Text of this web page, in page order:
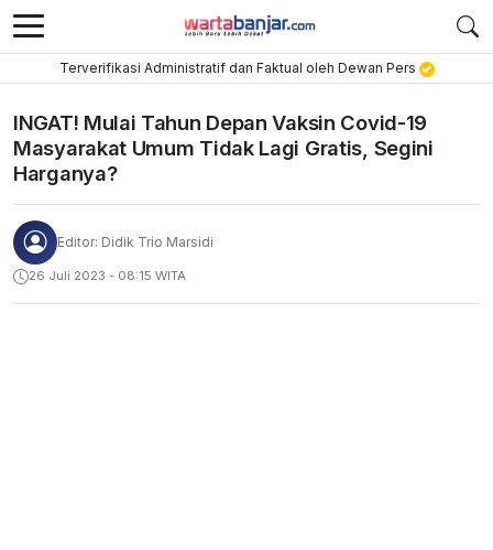
Terverifikasi Administratif dan Faktual oleh Dewan Pers
INGAT! Mulai Tahun Depan Vaksin Covid-19
Masyarakat Umum Tidak Lagi Gratis, Segini
Harganya?
Editor: Didik Trio Marsidi
26 Juli 2023 - 08:15 WITA